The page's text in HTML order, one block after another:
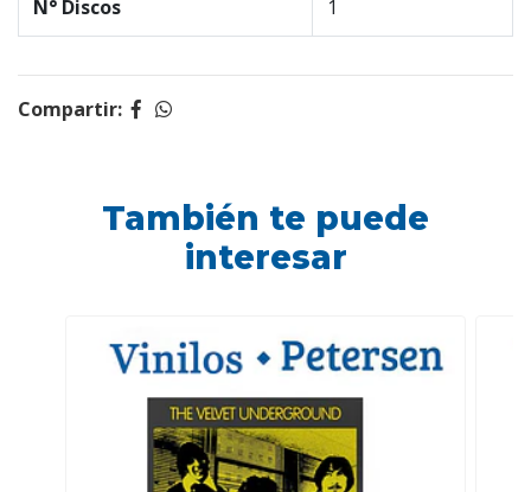
N° Discos 1
Compartir:
También te puede
interesar